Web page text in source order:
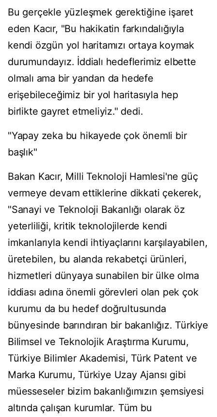
Bu gerçekle yüzleşmek gerektiğine işaret
eden Kacır, "Bu hakikatin farkındalığıyla
kendi özgün yol haritamızı ortaya koymak
durumundayız. İddialı hedeflerimiz elbette
olmalı ama bir yandan da hedefe
erişebileceğimiz bir yol haritasıyla hep
birlikte gayret etmeliyiz." dedi.
"Yapay zeka bu hikayede çok önemli bir
başlık"
Bakan Kacır, Milli Teknoloji Hamlesi'ne güç
vermeye devam ettiklerine dikkati çekerek,
"Sanayi ve Teknoloji Bakanlığı olarak öz
yeterliliği, kritik teknolojilerde kendi
imkanlarıyla kendi ihtiyaçlarını karşılayabilen,
üretebilen, bu alanda rekabetçi ürünleri,
hizmetleri dünyaya sunabilen bir ülke olma
iddiası adına önemli görevleri olan pek çok
kurumu da bu hedef doğrultusunda
bünyesinde barındıran bir bakanlığız. Türkiye
Bilimsel ve Teknolojik Araştırma Kurumu,
Türkiye Bilimler Akademisi, Türk Patent ve
Marka Kurumu, Türkiye Uzay Ajansı gibi
müesseseler bizim bakanlığımızın şemsiyesi
altında çalışan kurumlar. Tüm bu